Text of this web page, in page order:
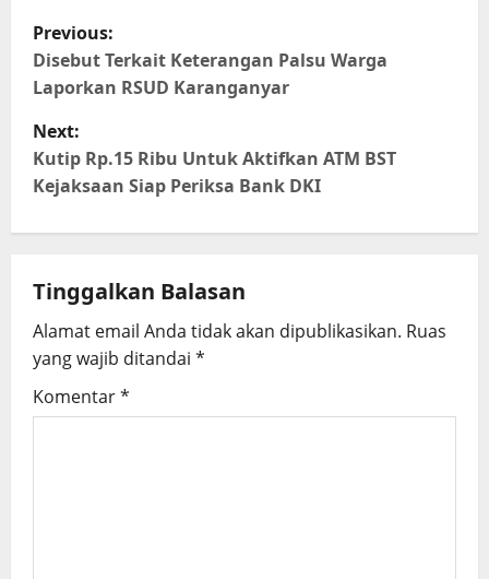
P
o
s
t
n
v
i
g
Previous:
Disebut Terkait Keterangan Palsu Warga
Laporkan RSUD Karanganyar
Next:
Kutip Rp.15 Ribu Untuk Aktifkan ATM BST
Kejaksaan Siap Periksa Bank DKI
Tinggalkan Balasan
Alamat email Anda tidak akan dipublikasikan. Ruas
yang wajib ditandai *
Komentar*